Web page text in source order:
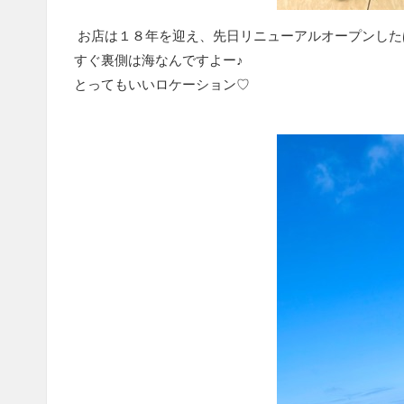
お店は１８年を迎え、先日リニューアルオープンし
すぐ裏側は海なんですよー♪
とってもいいロケーション♡